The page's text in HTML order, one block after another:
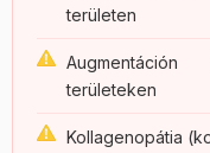
területen
Augmentáción
területeken
Kollagenopátia